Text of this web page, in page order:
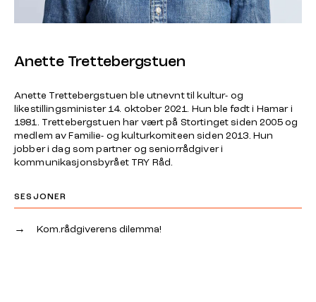
Anette Trettebergstuen
Anette Trettebergstuen ble utnevnt til kultur- og
likestillingsminister 14. oktober 2021. Hun ble født i Hamar i
1981. Trettebergstuen har vært på Stortinget siden 2005 og
medlem av Familie- og kulturkomiteen siden 2013. Hun
jobber i dag som partner og seniorrådgiver i
kommunikasjonsbyrået TRY Råd.
SESJONER
→ Kom.rådgiverens dilemma!